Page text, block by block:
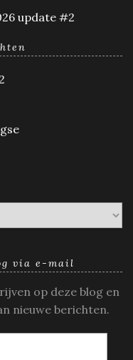
update #2
via e-mail
op deze blog en
nieuwe berichten.